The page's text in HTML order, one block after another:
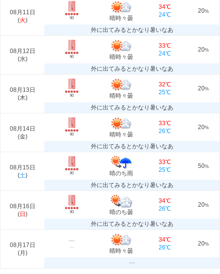
08月11日
(火) 90 晴時々曇
34℃
24℃
20%
外に出てみるとかなり暑いなあ
08月12日
(水) 90 晴時々曇
33℃
24℃
20%
外に出てみるとかなり暑いなあ
08月13日
(木) 90 晴時々曇
32℃
25℃
20%
外に出てみるとかなり暑いなあ
08月14日
(金) 90 晴時々曇
33℃
26℃
20%
外に出てみるとかなり暑いなあ
08月15日
(土) 90 晴のち雨
33℃
25℃
50%
外に出てみるとかなり暑いなあ
08月16日
(日 ) 90 晴のち曇
34℃
26℃
20%
外に出てみるとかなり暑いなあ
08月17日
(月 )
---
---
晴時々曇
34℃
26℃
20%
---